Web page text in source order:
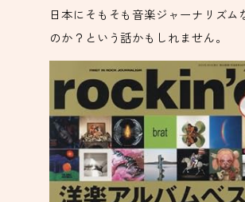
日本にそもそも音楽ジャーナリズム
のか？という話かもしれません。